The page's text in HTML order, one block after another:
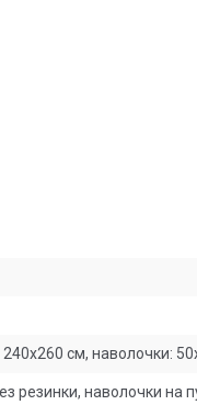
см, наволочки:
резинки, наволочки на